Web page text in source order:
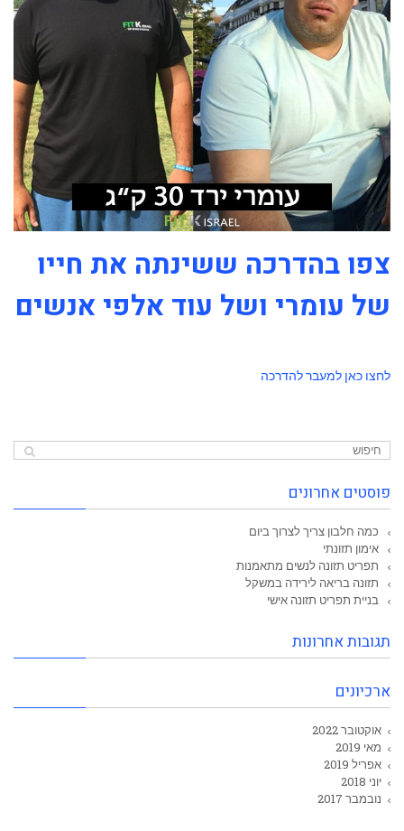
צפו בהדרכה ששינתה את חייו
של עומרי ושל עוד אלפי אנשים
לחצו כאן למעבר להדרכה
פוסטים אחרונים
כמה חלבון צריך לצרוך ביום
אימון תזונתי
תפריט תזונה לנשים מתאמנות
תזונה בריאה לירידה במשקל
בניית תפריט תזונה אישי
תגובות אחרונות
ארכיונים
אוקטובר 2022
מאי 2019
אפריל 2019
יוני 2018
נובמבר 2017